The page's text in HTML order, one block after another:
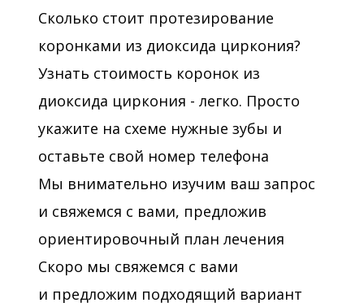
Сколько стоит протезирование
коронками из диоксида циркония?
Узнать стоимость коронок из
диоксида циркония - легко. Просто
укажите на схеме нужные зубы и
оставьте свой номер телефона
Мы внимательно изучим ваш запрос
и свяжемся с вами, предложив
ориентировочный план лечения
Скоро мы свяжемся с вами
и предложим подходящий вариант